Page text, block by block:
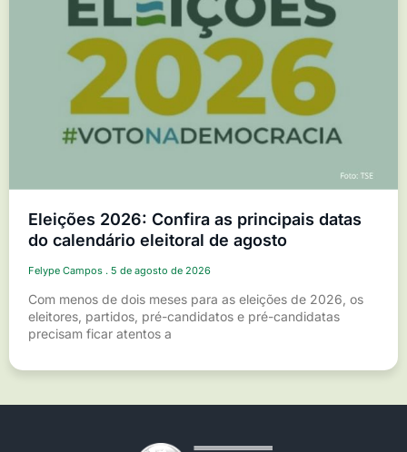
Eleições 2026: Confira as principais datas
do calendário eleitoral de agosto
Felype Campos 5 de agosto de 2026
Com menos de dois meses para as eleições de 2026, os
eleitores, partidos, pré-candidatos e pré-candidatas
precisam ficar atentos a